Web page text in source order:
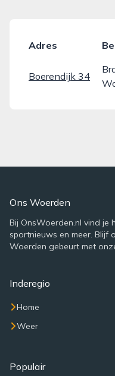
Adres
Boerendijk 34
Ons Woerden
Bij OnsWoerden.nl vind je
sportnieuws en meer.
Woerden gebeurt met
Inderegio
Home
Weer
Populair